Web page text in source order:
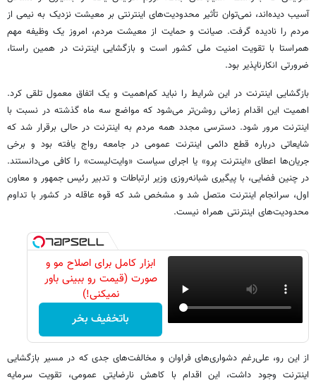
آسیب دیده‌اند، نمی‌توان تأثیر محدودیت‌های اینترنتی بر معیشت نزدیک به نیمی از
مردم را نادیده گرفت. صیانت و حمایت از معیشت مردم، امروز یک وظیفه مهم
همراستا با تقویت امنیت ملی کشور است و بازگشایی اینترنت در همین راستا،
ضرورتی انکارناپذیر بود.
بازگشایی اینترنت در این شرایط را نباید کم‌اهمیت و یک اتفاق معمول تلقی کرد.
اهمیت این اقدام زمانی روشن‌تر می‌شود که مواضع سه ماه گذشته در نسبت با
اینترنت مرور شود. دسترسی مجدد همه مردم به اینترنت در حالی برقرار شد که
شایعاتی درباره قطع دائمی اینترنت عمومی در جامعه رواج یافته بود و برخی
جریان‌ها اعطای «اینترنت پرو» یا اجرای سیاست «وایت‌لیست» را کافی می‌دانستند.
در چنین فضایی، با پیگیری شبانه‌روزی وزیر ارتباطات و تدبیر رئیس جمهور و معاون
اول، سرانجام اینترنت متصل شد و مشخص شد که قوه عاقله در کشور با تداوم
محدودیت‌های اینترنتی همراه نیست.
ابزار کامل برای اصلاح مو و
صورت (قیمت رو ببینی باور
نمیکنی!)
باتخفیف بخر
از این رو، علی‌رغم دشواری‌های فراوان و مخالفت‌های جدی که در مسیر بازگشایی
اینترنت وجود داشت، این اقدام با کاهش نارضایتی عمومی، تقویت سرمایه